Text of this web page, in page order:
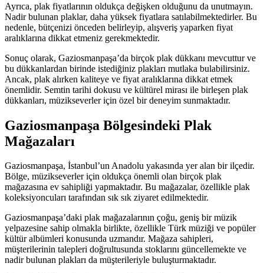
Ayrıca, plak fiyatlarının oldukça değişken olduğunu da unutmayın.
Nadir bulunan plaklar, daha yüksek fiyatlara satılabilmektedirler. Bu
nedenle, bütçenizi önceden belirleyip, alışveriş yaparken fiyat
aralıklarına dikkat etmeniz gerekmektedir.
Sonuç olarak, Gaziosmanpaşa’da birçok plak dükkanı mevcuttur ve
bu dükkanlardan birinde istediğiniz plakları mutlaka bulabilirsiniz.
Ancak, plak alırken kaliteye ve fiyat aralıklarına dikkat etmek
önemlidir. Semtin tarihi dokusu ve kültürel mirası ile birleşen plak
dükkanları, müzikseverler için özel bir deneyim sunmaktadır.
Gaziosmanpaşa Bölgesindeki Plak
Mağazaları
Gaziosmanpaşa, İstanbul’un Anadolu yakasında yer alan bir ilçedir.
Bölge, müzikseverler için oldukça önemli olan birçok plak
mağazasına ev sahipliği yapmaktadır. Bu mağazalar, özellikle plak
koleksiyoncuları tarafından sık sık ziyaret edilmektedir.
Gaziosmanpaşa’daki plak mağazalarının çoğu, geniş bir müzik
yelpazesine sahip olmakla birlikte, özellikle Türk müziği ve popüler
kültür albümleri konusunda uzmandır. Mağaza sahipleri,
müşterilerinin talepleri doğrultusunda stoklarını güncellemekte ve
nadir bulunan plakları da müşterileriyle buluşturmaktadır.